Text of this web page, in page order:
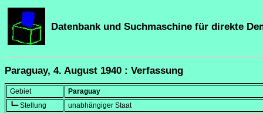
Datenbank und Suchmaschine für direkte
Paraguay, 4. August 1940 : Verfassung
Gebiet
Paraguay
┗━ Stellung
unabhängiger Staat